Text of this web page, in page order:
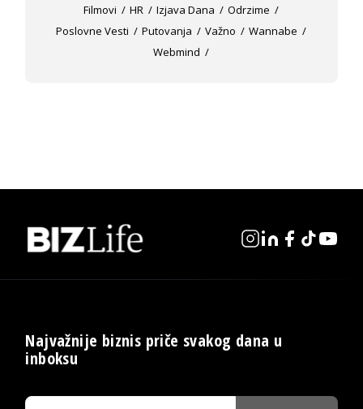
Filmovi
HR Izjava Dana
Odrzime
Poslovne Vesti
Putovanja Važno
Wannabe
Webmind
Najvažnije biznis priče svakog dana u
inboksu